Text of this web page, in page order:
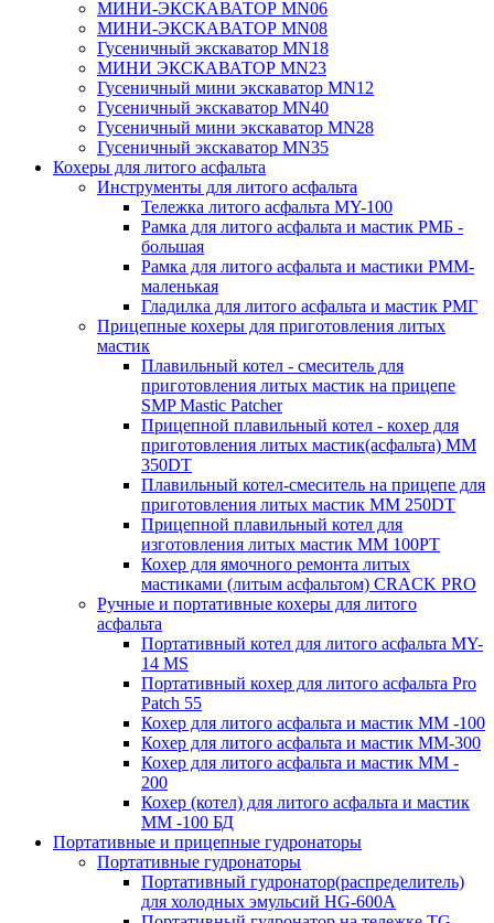
МИНИ-ЭКСКАВАТОР MN06
МИНИ-ЭКСКАВАТОР MN08
Гусеничный экскаватор MN18
МИНИ ЭКСКАВАТОР MN23
Гусеничный мини экскаватор MN12
Гусеничный экскаватор MN40
Гусеничный мини экскаватор MN28
Гусеничный экскаватор MN35
Кохеры для литого асфальта
Инструменты для литого асфальта
Тележка литого асфальта MY-100
Рамка для литого асфальта и мастик РМБ -
большая
Рамка для литого асфальта и мастики РММ-
маленькая
Гладилка для литого асфальта и мастик РМГ
Прицепные кохеры для приготовления литых
мастик
Плавильный котел - смеситель для
приготовления литых мастик на прицепе
SMP Mastic Patcher
Прицепной плавильный котел - кохер для
приготовления литых мастик(асфальта) MM
350DT
Плавильный котел-смеситель на прицепе для
приготовления литых мастик MM 250DT
Прицепной плавильный котел для
изготовления литых мастик MM 100PT
Кохер для ямочного ремонта литых
мастиками (литым асфальтом) CRACK PRO
Ручные и портативные кохеры для литого
асфальта
Портативный котел для литого асфальта MY-
14 MS
Портативный кохер для литого асфальта Pro
Patch 55
Кохер для литого асфальта и мастик MM -100
Кохер для литого асфальта и мастик MM-300
Кохер для литого асфальта и мастик MM -
200
Кохер (котел) для литого асфальта и мастик
MM -100 БД
Портативные и прицепные гудронаторы
Портативные гудронаторы
Портативный гудронатор(распределитель)
для холодных эмульсий HG-600A